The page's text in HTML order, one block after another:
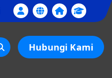
Hubungi Kami